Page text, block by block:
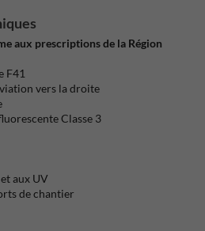
aux prescriptions de la Région
F41
vers la droite
Classe 3
aux UV
de chantier